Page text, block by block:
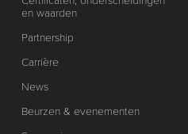
en waarden
Partnership
Carrière
News
Beurzen & evenementen